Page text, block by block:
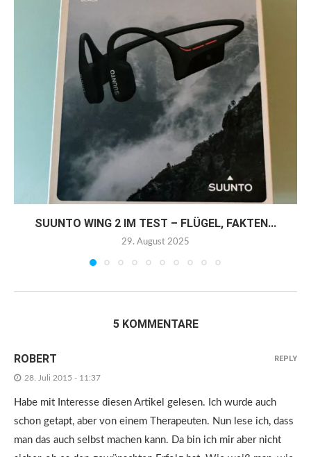
SUUNTO WING 2 IM TEST – FLÜGEL, FAKTEN...
29. August 2025
5 KOMMENTARE
ROBERT
28. Juli 2015 - 11:37
Habe mit Interesse diesen Artikel gelesen. Ich wurde auch
schon getapt, aber von einem Therapeuten. Nun lese ich, dass
man das auch selbst machen kann. Da bin ich mir aber nicht
REPLY